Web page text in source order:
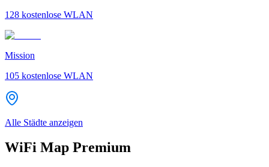
128 kostenlose WLAN
Mission
105 kostenlose WLAN
Alle Städte anzeigen
WiFi Map Premium